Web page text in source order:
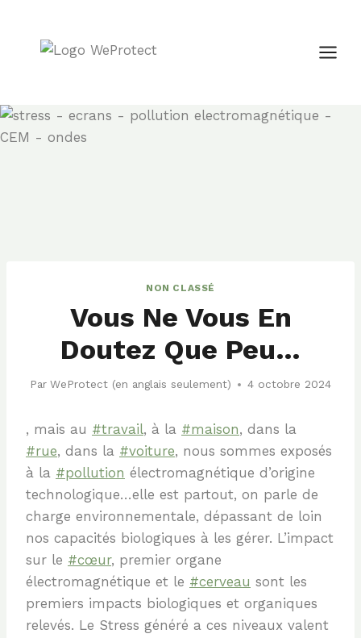
contenu
NON CLASSÉ
Vous Ne Vous En
Doutez Que Peu…
Par WeProtect (en anglais seulement) 4 octobre 2024
, mais au #travail, à la #maison, dans la
#rue, dans la #voiture, nous sommes exposés
à la #pollution électromagnétique d’origine
technologique…elle est partout, on parle de
charge environnementale, dépassant de loin
nos capacités biologiques à les gérer. L’impact
sur le #cœur, premier organe
électromagnétique et le #cerveau sont les
premiers impacts biologiques et organiques
relevés. Le Stress généré a ces niveaux valent